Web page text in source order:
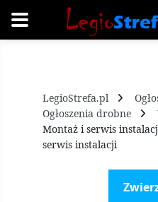
LegioStrefa.pl
Ogłoszenia drobne
Montaż i serwis
serwis instalacji